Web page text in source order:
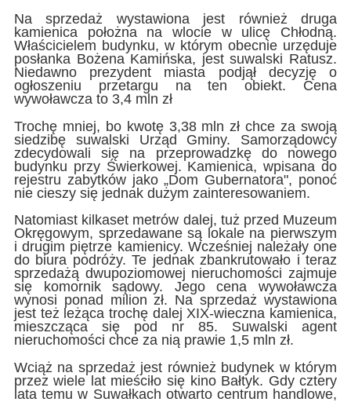
Na sprzedaż wystawiona jest również druga
kamienica położna na wlocie w ulicę Chłodną.
Właścicielem budynku, w którym obecnie urzęduje
posłanka Bożena Kamińska, jest suwalski Ratusz.
Niedawno prezydent miasta podjął decyzję o
ogłoszeniu przetargu na ten obiekt. Cena
wywoławcza to 3,4 mln zł
Trochę mniej, bo kwotę 3,38 mln zł chce za swoją
siedzibę suwalski Urząd Gminy. Samorządowcy
zdecydowali się na przeprowadzkę do nowego
budynku przy Świerkowej. Kamienica, wpisana do
rejestru zabytków jako „Dom Gubernatora", ponoć
nie cieszy się jednak dużym zainteresowaniem.
Natomiast kilkaset metrów dalej, tuż przed Muzeum
Okręgowym, sprzedawane są lokale na pierwszym
i drugim piętrze kamienicy. Wcześniej należały one
do biura podróży. Te jednak zbankrutowało i teraz
sprzedażą dwupoziomowej nieruchomości zajmuje
się komornik sądowy. Jego cena wywoławcza
wynosi ponad milion zł. Na sprzedaż wystawiona
jest też leżąca trochę dalej XIX-wieczna kamienica,
mieszcząca się pod nr 85. Suwalski agent
nieruchomości chce za nią prawie 1,5 mln zł.
Wciąż na sprzedaż jest również budynek w którym
przez wiele lat mieściło się kino Bałtyk. Gdy cztery
lata temu w Suwałkach otwarto centrum handlowe,